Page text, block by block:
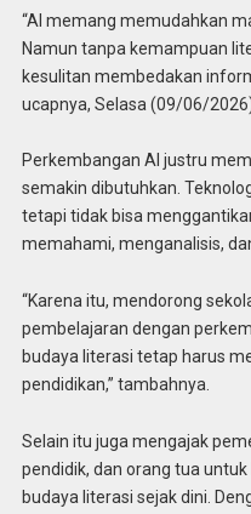
“AI memang memudahkan
Namun tanpa kemampuan
kesulitan membedakan
ucapnya, Selasa (09/06/
Perkembangan AI justru
semakin dibutuhkan.
tetapi tidak bisa
memahami, menganalisis,
“Karena itu, mendorong
pembelajaran dengan
budaya literasi tetap harus
pendidikan,” tambahnya.
Selain itu juga mengajak
pendidik, dan orang tua
budaya literasi sejak dini.